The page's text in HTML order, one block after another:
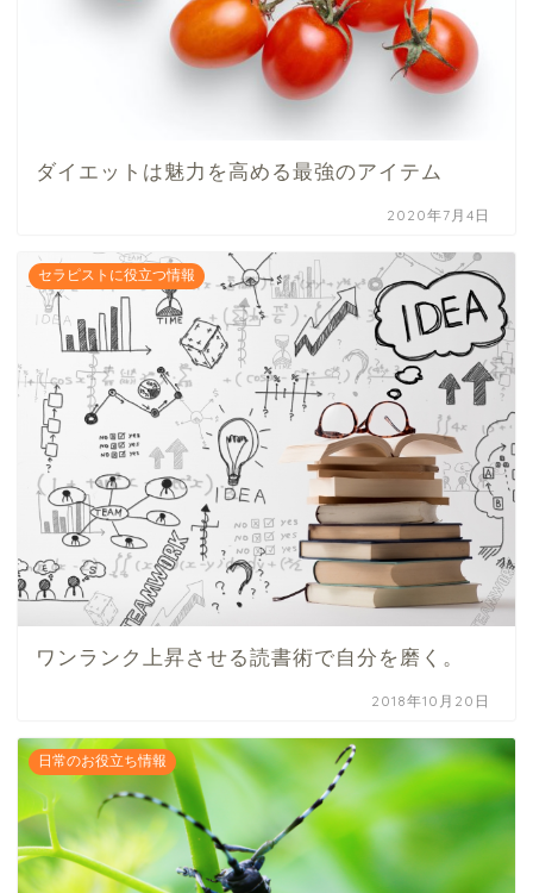
ダイエットは魅力を高める最強のアイテム
2020年7月4日
セラピストに役立つ情報
ワンランク上昇させる読書術で自分を磨く。
2018年10月20日
日常のお役立ち情報